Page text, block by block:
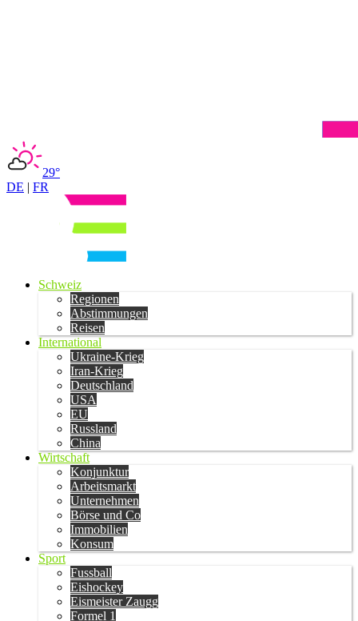
29°
DE | FR
Schweiz
Regionen
Abstimmungen
Reisen
International
Ukraine-Krieg
Iran-Krieg
Deutschland
USA
EU
Russland
China
Wirtschaft
Konjunktur
Arbeitsmarkt
Unternehmen
Börse und Co
Immobilien
Konsum
Sport
Fussball
Eishockey
Eismeister Zaugg
Formel 1